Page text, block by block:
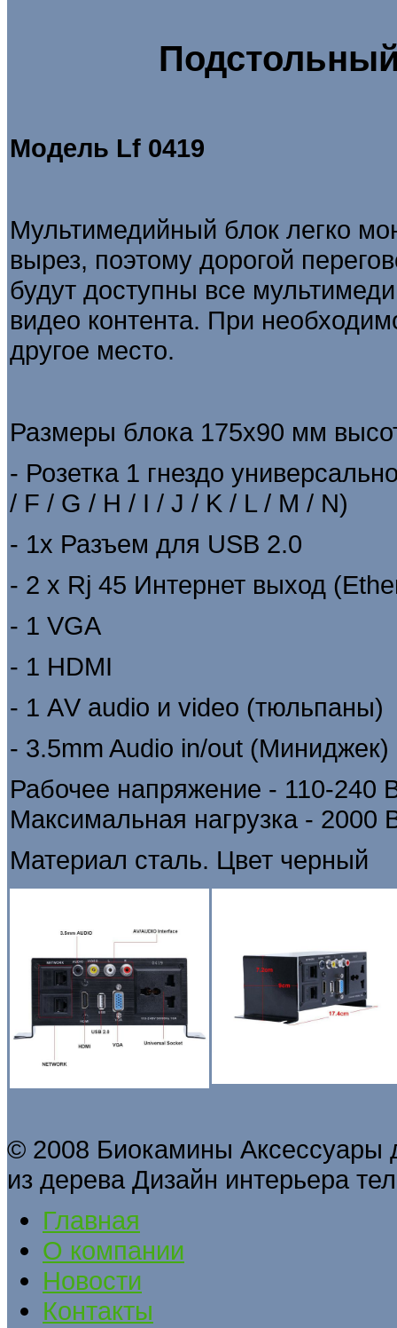
Модель Lf 0419
Мультимедийный блок легко
вырез, поэтому дорогой
будут доступны все
видео контента. При
другое место.
Размеры блока 175х90 мм
- Розетка 1 гнездо
/ F / G / H / I / J / K / L / M / N)
- 1х Разъем для USB 2.0
- 2 х Rj 45 Интернет выход
- 1 VGA
- 1 HDMI
- 1 АV audio и video (тюльпаны)
- 3.5mm Audio in/out (Миниджек)
Рабочее напряжение - 110-240
Максимальная нагрузка - 2000
Материал сталь. Цвет черный
© 2008 Биокамины
из дерева Дизайн интерьера
Главная
О компании
Новости
Контакты